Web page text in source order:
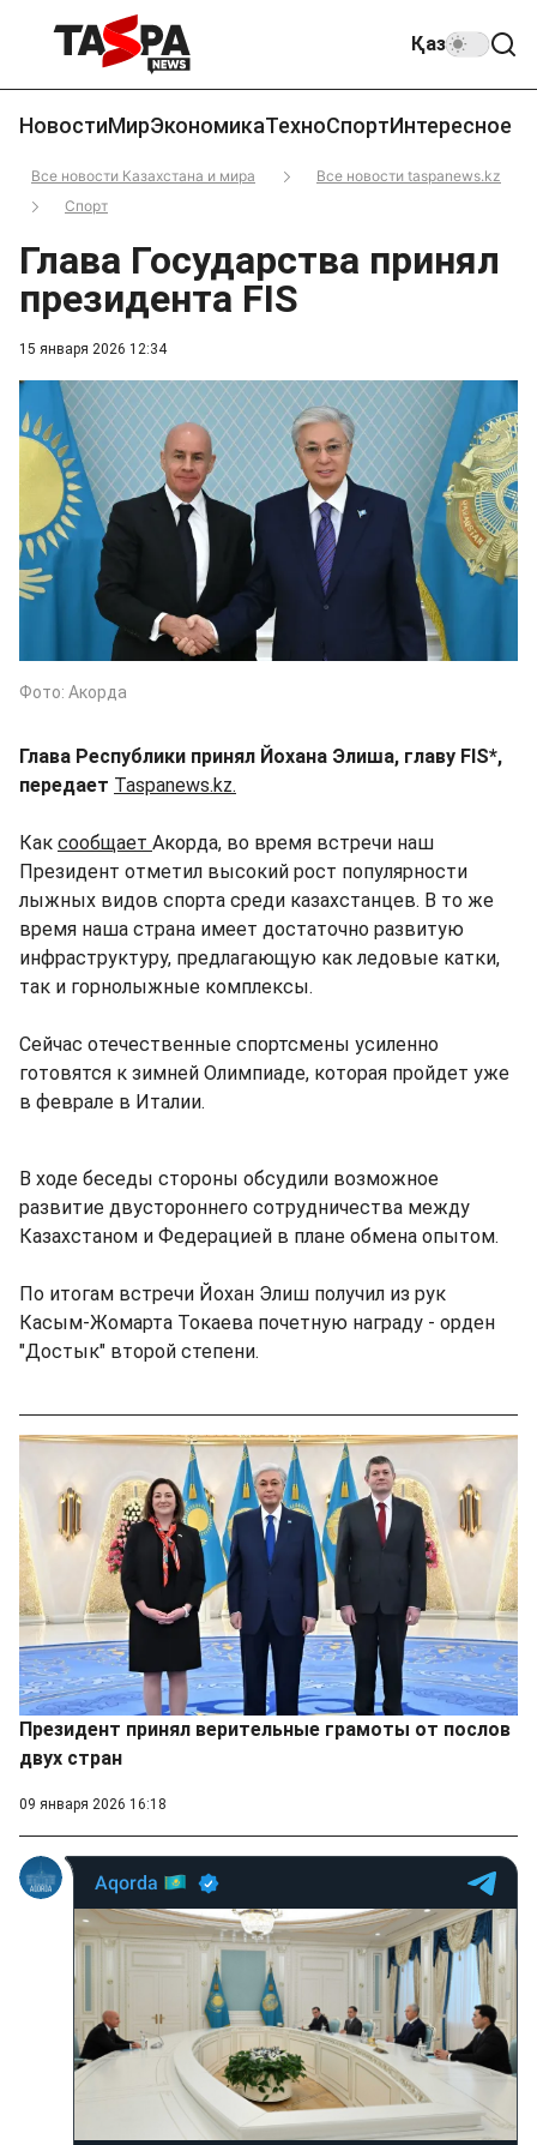
Қаз
НовостиМирЭкономикаТехноСпортИнтересное
Все новости Казахстана и мира
Все новости taspanews.kz
Спорт
15 января 2026 12:34
Глава Государства принял
президента FIS
Фото: Акорда
Глава Республики принял Йохана Элиша, главу FIS*,
передает Taspanews.kz.
Как сообщает Акорда, во время встречи наш
Президент отметил высокий рост популярности
лыжных видов спорта среди казахстанцев. В то же
время наша страна имеет достаточно развитую
инфраструктуру, предлагающую как ледовые катки,
так и горнолыжные комплексы.
Сейчас отечественные спортсмены усиленно
готовятся к зимней Олимпиаде, которая пройдет уже
в феврале в Италии.
В ходе беседы стороны обсудили возможное
развитие двустороннего сотрудничества между
Казахстаном и Федерацией в плане обмена опытом.
По итогам встречи Йохан Элиш получил из рук
Касым-Жомарта Токаева почетную награду - орден
"Достык" второй степени.
Президент принял верительные грамоты от послов
двух стран
09 января 2026 16:18